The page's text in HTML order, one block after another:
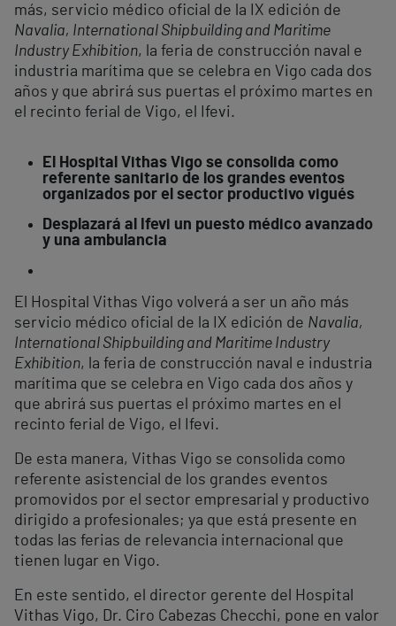
más, servicio médico oficial de la IX edición de
Navalia, International Shipbuilding and Maritime
Industry Exhibition, la feria de construcción naval e
industria marítima que se celebra en Vigo cada dos
años y que abrirá sus puertas el próximo martes en
el recinto ferial de Vigo, el Ifevi.
El Hospital Vithas Vigo se consolida como
referente sanitario de los grandes eventos
organizados por el sector productivo vigués
Desplazará al Ifevi un puesto médico avanzado
y una ambulancia
El Hospital Vithas Vigo volverá a ser un año más
servicio médico oficial de la IX edición de Navalia,
International Shipbuilding and Maritime Industry
Exhibition, la feria de construcción naval e industria
marítima que se celebra en Vigo cada dos años y
que abrirá sus puertas el próximo martes en el
recinto ferial de Vigo, el Ifevi.
De esta manera, Vithas Vigo se consolida como
referente asistencial de los grandes eventos
promovidos por el sector empresarial y productivo
dirigido a profesionales; ya que está presente en
todas las ferias de relevancia internacional que
tienen lugar en Vigo.
En este sentido, el director gerente del Hospital
Vithas Vigo, Dr. Ciro Cabezas Checchi, pone en valor